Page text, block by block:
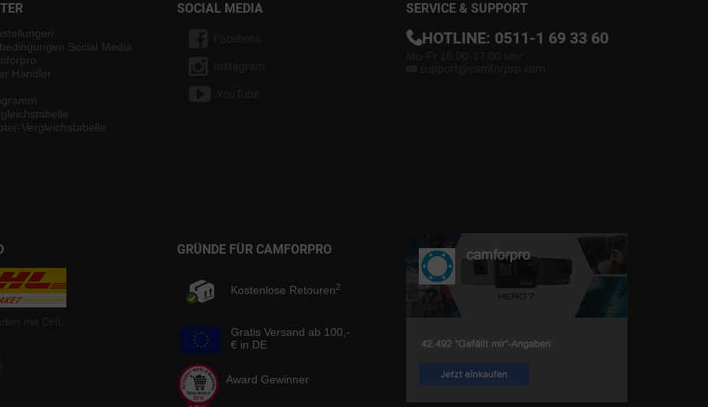
Social Media
Händler
Vergleichstabelle
SOCIAL MEDIA SERVICE & SUPPORT
HOTLINE: 0511-1 69 33 60
GRÜNDE FÜR CAMFORPRO
Kostenlose Retouren2
Gratis Versand ab 100,-
€ in DE
Award Gewinner